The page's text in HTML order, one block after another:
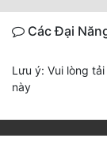
Các Đại
Lưu ý: Vui lòng
này